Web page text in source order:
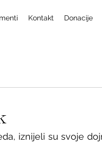
Kontakt Donacije
iznijeli su svoje